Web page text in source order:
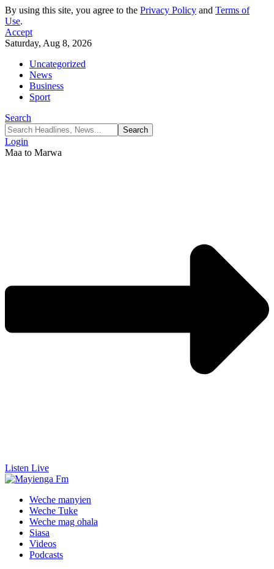
By using this site, you agree to the Privacy Policy and Terms of
Use.
Accept
Saturday, Aug 8, 2026
Uncategorized
News
Business
Sport
Search
Login
Maa to Marwa
Listen Live
Weche manyien
Weche Tuke
Weche mag ohala
Siasa
Videos
Podcasts